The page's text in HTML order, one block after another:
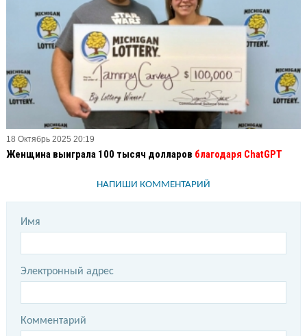
18 Октябрь 2025 20:19
Женщина выиграла 100 тысяч долларов благодаря ChatGPT
НАПИШИ КОММЕНТАРИЙ
Имя
Электронный адрес
Комментарий